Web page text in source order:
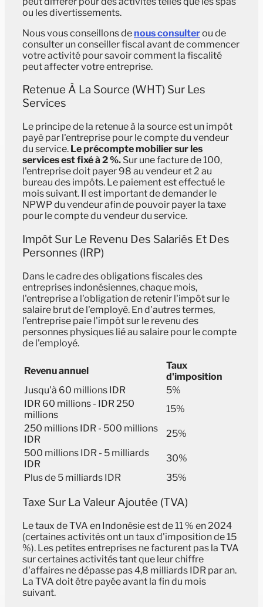
ou les divertissements.
Nous vous conseillons de nous consulterou de
consulter un conseiller fiscal avant de commencer
votre activité pour savoir comment la fiscalité
peut affecter votre entreprise.
Retenue À La Source (WHT) Sur Les
Services
Le principe de la retenue à la source est un impôt
payé par l'entreprise pour le compte du vendeur
du service. Le précompte mobilier sur les
services est fixé à 2 %. Sur une facture de 100,
l'entreprise doit payer 98 au vendeur et 2 au
bureau des impôts. Le paiement est effectué le
mois suivant. Il est important de demander le
NPWP du vendeur afin de pouvoir payer la taxe
pour le compte du vendeur du service.
Impôt Sur Le Revenu Des Salariés Et Des
Personnes (IRP)
Dans le cadre des obligations fiscales des
entreprises indonésiennes, chaque mois,
l'entreprise a l'obligation de retenir l'impôt sur le
salaire brut de l'employé. En d'autres termes,
l'entreprise paie l'impôt sur le revenu des
personnes physiques lié au salaire pour le compte
de l'employé.
Revenu annuel
Taux
d'imposition
Jusqu'à 60 millions IDR
5%
IDR 60 millions - IDR 250
millions
15%
250 millions IDR - 500 millions
IDR
25%
500 millions IDR - 5 milliards
IDR
30%
Plus de 5 milliards IDR
35%
Taxe Sur La Valeur Ajoutée (TVA)
Le taux de TVA en Indonésie est de 11 % en 2024
(certaines activités ont un taux d'imposition de 15
%). Les petites entreprises ne facturent pas la TVA
sur certaines activités tant que leur chiffre
d'affaires ne dépasse pas 4,8 milliards IDR par an.
La TVA doit être payée avant la fin du mois
suivant.